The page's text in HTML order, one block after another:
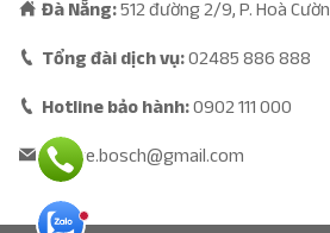
Đà Nẵng:512 đường 2/9, P. Hoà
Tổng đài dịch vụ:02485 886 888
Hotline bảo hành:0902 111 000
vncare.bosch@gmail.com